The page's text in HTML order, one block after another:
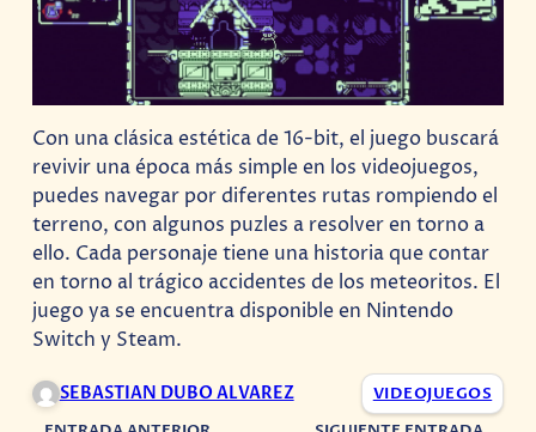
Con una clásica estética de 16-bit, el juego buscará
revivir una época más simple en los videojuegos,
puedes navegar por diferentes rutas rompiendo el
terreno, con algunos puzles a resolver en torno a
ello. Cada personaje tiene una historia que contar
en torno al trágico accidentes de los meteoritos. El
juego ya se encuentra disponible en Nintendo
Switch y Steam.
SEBASTIAN DUBO ALVAREZ
VIDEOJUEGOS